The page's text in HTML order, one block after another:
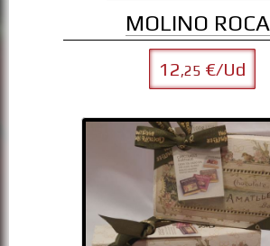
MOLINO ROCA
12,25 €/Ud